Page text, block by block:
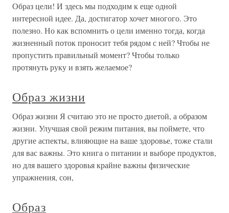
Образ цели! И здесь мы подходим к еще одной
интересной идее. Да, достигатор хочет многого. Это
полезно. Но как вспомнить о цели именно тогда, когда
жизненный поток проносит тебя рядом с ней? Чтобы не
пропустить правильный момент? Чтобы только
протянуть руку и взять желаемое?
Образ жизни
Образ жизни Я считаю это не просто диетой, а образом
жизни. Улучшая свой режим питания, вы поймете, что
другие аспекты, влияющие на ваше здоровье, тоже стали
для вас важны. Это книга о питании и выборе продуктов,
но для вашего здоровья крайне важны физические
упражнения, сон,
Образ